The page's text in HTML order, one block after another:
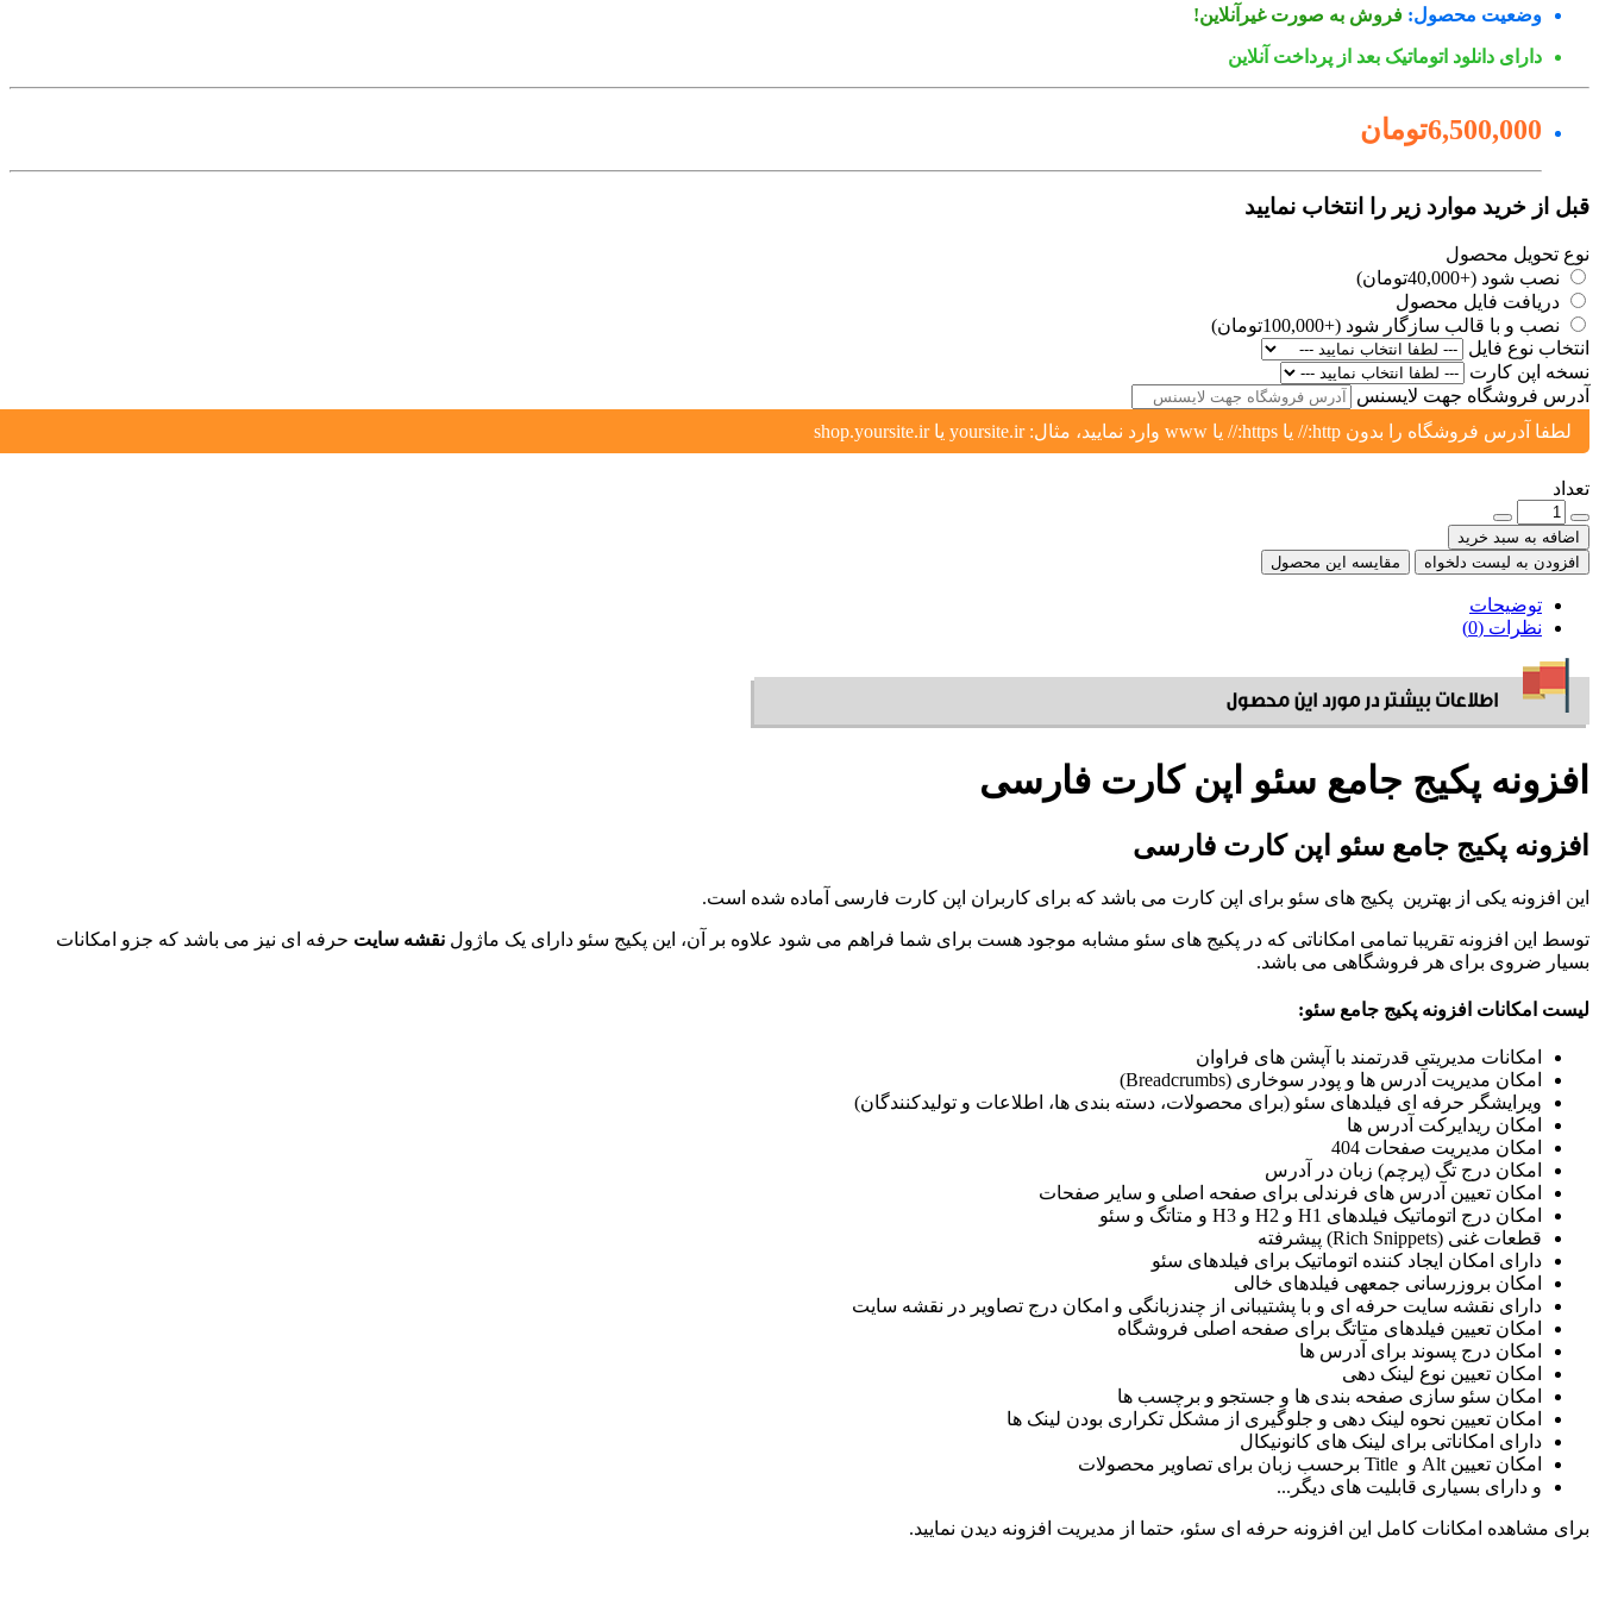
وضعیت محصول: فروش به صورت غیرآنلاین!
دارای دانلود اتوماتیک بعد از پرداخت آنلاین
6,500,000تومان
قبل از خرید موارد زیر را انتخاب نمایید
نوع تحویل محصول
نصب شود (+40,000تومان)
دریافت فایل محصول
نصب و با قالب سازگار شود (+100,000تومان)
انتخاب نوع فایل
نسخه اپن کارت
آدرس فروشگاه جهت لایسنس
لطفا آدرس فروشگاه را بدون http:// یا https:// یا www وارد نمایید، مثال: yoursite.ir یا shop.yoursite.ir
تعداد
اضافه به سبد خرید
افزودن به لیست دلخواه
مقایسه این محصول
توضیحات
نظرات (0)
افزونه پکیج جامع سئو اپن کارت فارسی
افزونه پکیج جامع سئو اپن کارت فارسی
این افزونه یکی از بهترین پکیج های سئو برای اپن کارت می باشد که برای کاربران اپن کارت فارسی آماده شده است.
توسط این افزونه تقریبا تمامی امکاناتی که در پکیج های سئو مشابه موجود هست برای شما فراهم می شود علاوه بر آن، این پکیج سئو دارای یک ماژول نقشه سایت حرفه ای نیز می باشد که جزو امکانات
بسیار ضروی برای هر فروشگاهی می باشد.
لیست امکانات افزونه پکیج جامع سئو:
امکانات مدیریتی قدرتمند با آپشن های فراوان
امکان مدیریت آدرس ها و پودر سوخاری (Breadcrumbs)
ویرایشگر حرفه ای فیلدهای سئو (برای محصولات، دسته بندی ها، اطلاعات و تولیدکنندگان)
امکان ریدایرکت آدرس ها
امکان مدیریت صفحات 404
امکان درج تگ (پرچم) زبان در آدرس
امکان تعیین آدرس های فرندلی برای صفحه اصلی و سایر صفحات
امکان درج اتوماتیک فیلدهای H1 و H2 و H3 و متاتگ و سئو
قطعات غنی (Rich Snippets) پیشرفته
دارای امکان ایجاد کننده اتوماتیک برای فیلدهای سئو
امکان بروزرسانی جمعهی فیلدهای خالی
دارای نقشه سایت حرفه ای و با پشتیبانی از چندزبانگی و امکان درج تصاویر در نقشه سایت
امکان تعیین فیلدهای متاتگ برای صفحه اصلی فروشگاه
امکان درج پسوند برای آدرس ها
امکان تعیین نوع لینک دهی
امکان سئو سازی صفحه بندی ها و جستجو و برچسب ها
امکان تعیین نحوه لینک دهی و جلوگیری از مشکل تکراری بودن لینک ها
دارای امکاناتی برای لینک های کانونیکال
امکان تعیین Alt و Title برحسب زبان برای تصاویر محصولات
و دارای بسیاری قابلیت های دیگر...
برای مشاهده امکانات کامل این افزونه حرفه ای سئو، حتما از مدیریت افزونه دیدن نمایید.